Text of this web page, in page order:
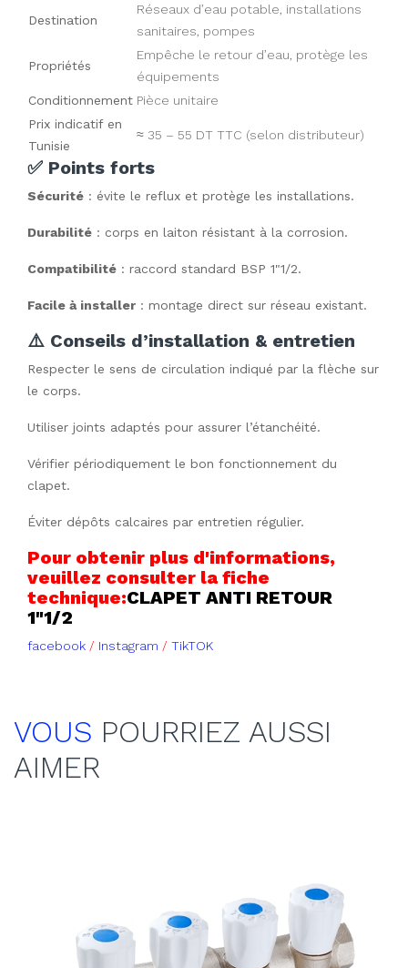
Destination
Réseaux d’eau potable, installations
sanitaires, pompes
Propriétés
Empêche le retour d’eau, protège les
équipements
Conditionnement Pièce unitaire
Prix indicatif en
Tunisie
≈ 35 – 55 DT TTC (selon distributeur)
✅ Points forts
Sécurité : évite le reflux et protège les installations.
Durabilité : corps en laiton résistant à la corrosion.
Compatibilité : raccord standard BSP 1"1/2.
Facile à installer : montage direct sur réseau existant.
⚠️ Conseils d’installation & entretien
Respecter le sens de circulation indiqué par la flèche sur
le corps.
Utiliser joints adaptés pour assurer l’étanchéité.
Vérifier périodiquement le bon fonctionnement du
clapet.
Éviter dépôts calcaires par entretien régulier.
Pour obtenir plus d'informations,
veuillez consulter la fiche
technique:CLAPET ANTI RETOUR
1"1/2
facebook / Instagram / TikTOK
VOUS POURRIEZ AUSSI
AIMER